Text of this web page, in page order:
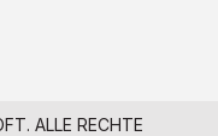
ALLE RECHTE